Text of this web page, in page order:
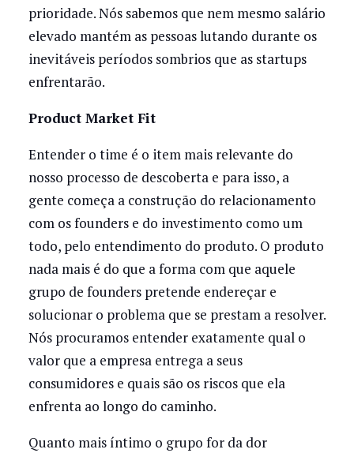
prioridade. Nós sabemos que nem mesmo salário
elevado mantém as pessoas lutando durante os
inevitáveis períodos sombrios que as startups
enfrentarão.
Product Market Fit
Entender o time é o item mais relevante do
nosso processo de descoberta e para isso, a
gente começa a construção do relacionamento
com os founders e do investimento como um
todo, pelo entendimento do produto. O produto
nada mais é do que a forma com que aquele
grupo de founders pretende endereçar e
solucionar o problema que se prestam a resolver.
Nós procuramos entender exatamente qual o
valor que a empresa entrega a seus
consumidores e quais são os riscos que ela
enfrenta ao longo do caminho.
Quanto mais íntimo o grupo for da dor